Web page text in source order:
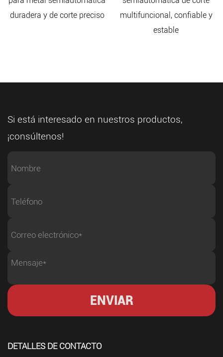
duradera y de corte preciso
multifuncional, confiable y
estable
Si está interesado en nuestros productos,
¡consúltenos!
DETALLES DE CONTACTO